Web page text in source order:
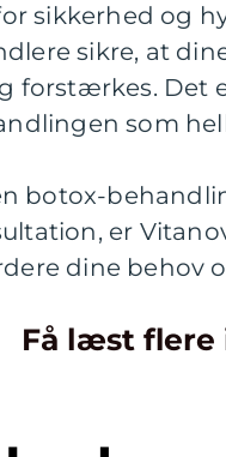
sikkerhed og
sikre, at
forstærkes. Det
som
botox-
er
dine behov
Få læst